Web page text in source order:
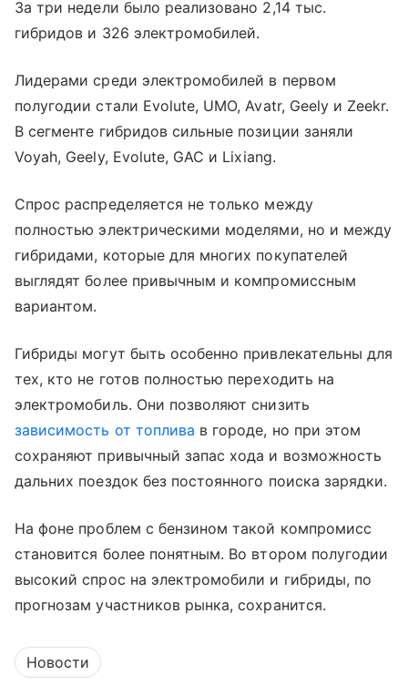
За три недели было реализовано 2,14 тыс.
гибридов и 326 электромобилей.
Лидерами среди электромобилей в первом
полугодии стали Evolute, UMO, Avatr, Geely и Zeekr.
В сегменте гибридов сильные позиции заняли
Voyah, Geely, Evolute, GAC и Lixiang.
Спрос распределяется не только между
полностью электрическими моделями, но и между
гибридами, которые для многих покупателей
выглядят более привычным и компромиссным
вариантом.
Гибриды могут быть особенно привлекательны для
тех, кто не готов полностью переходить на
электромобиль. Они позволяют снизить
зависимость от топлива в городе, но при этом
сохраняют привычный запас хода и возможность
дальних поездок без постоянного поиска зарядки.
На фоне проблем с бензином такой компромисс
становится более понятным. Во втором полугодии
высокий спрос на электромобили и гибриды, по
прогнозам участников рынка, сохранится.
Новости